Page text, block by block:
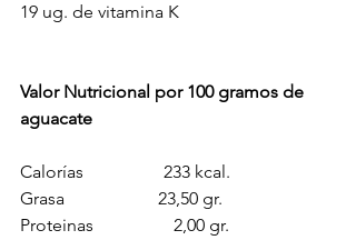
19 ug. de vitamina K
Valor Nutricional por 100 gramos de
aguacate
Calorías                  233 kcal.
Grasa                     23,50 gr.
Proteinas                  2,00 gr.